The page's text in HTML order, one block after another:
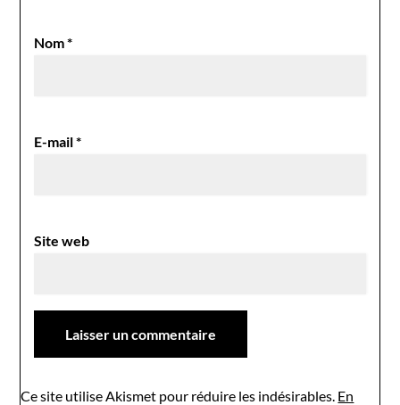
Nom*
E-mail*
Site web
Ce site utilise Akismet pour réduire les indésirables. En